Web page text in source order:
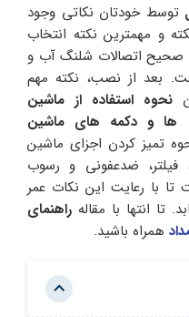
توسط خودتان نکاتی وجود
و مهمترین نکته انتخاب
اتصالات شلنگ آب و
بعد از نصب، نکته مهم
نحوه استفاده از ماشین
ها و دکمه های ماشین
تمیز کردن اجزای ماشین
فیلتر، ضدعفونی و رسوب
با رعایت این نکات عمر
تا انتها با مقاله راهنمای
همراه باشید.